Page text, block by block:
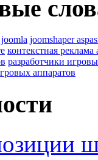
joomshaper
контекстная реклама
разработчики
аппаратов